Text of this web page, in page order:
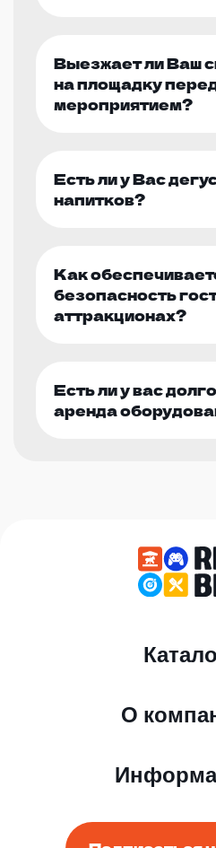
Выезжает ли Ваш
на площадку
мероприятием?
Есть ли у Вас
напитков?
Как
безопасность
аттракционах?
Есть ли у вас
аренда
О